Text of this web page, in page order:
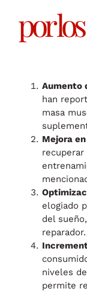
por
Aumento
han
masa
Mejora
elogiado
del
reparador.
niveles
permite